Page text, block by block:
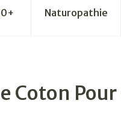
alimentation &
la catégorie
le sous-menu pour
Naturopathie
Afficher
Coton